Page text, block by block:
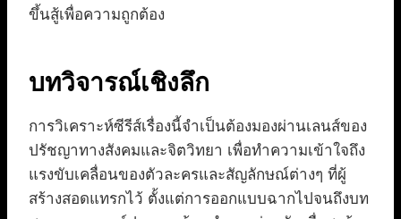
ขึ้นสู้เพื่อความถูกต้อง
บทวิจารณ์เชิงลึก
การวิเคราะห์ซีรีส์เรื่องนี้จำเป็นต้องมองผ่านเลนส์ของ
ปรัชญาทางสังคมและจิตวิทยา เพื่อทำความเข้าใจถึง
แรงขับเคลื่อนของตัวละครและสัญลักษณ์ต่างๆ ที่ผู้
สร้างสอดแทรกไว้ ตั้งแต่การออกแบบฉากไปจนถึงบท